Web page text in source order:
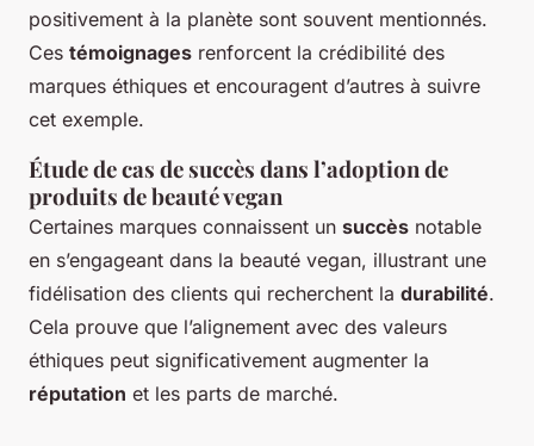
positivement à la planète sont souvent mentionnés.
Ces témoignages renforcent la crédibilité des
marques éthiques et encouragent d’autres à suivre
cet exemple.
Étude de cas de succès dans l’adoption de
produits de beauté vegan
Certaines marques connaissent un succès notable
en s’engageant dans la beauté vegan, illustrant une
fidélisation des clients qui recherchent la durabilité.
Cela prouve que l’alignement avec des valeurs
éthiques peut significativement augmenter la
réputation et les parts de marché.